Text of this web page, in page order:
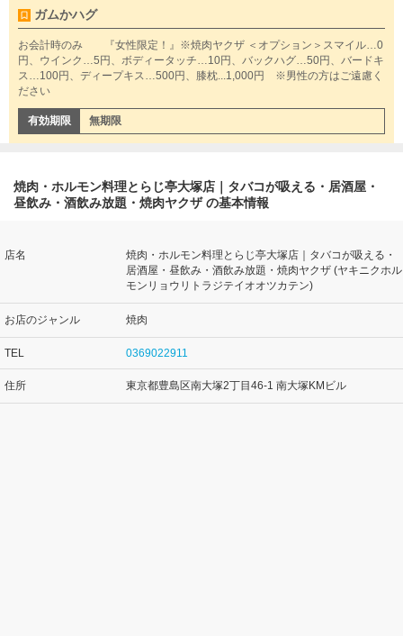
ガムかハグ
お会計時のみ 『女性限定！』※焼肉ヤクザ ＜オプション＞スマイル…0
円、ウインク…5円、ボディータッチ…10円、バックハグ…50円、バードキ
ス…100円、ディープキス…500円、膝枕...1,000円 ※男性の方はご遠慮く
ださい
有効期限 無期限
焼肉・ホルモン料理とらじ亭大塚店｜タバコが吸える・居酒屋・
昼飲み・酒飲み放題・焼肉ヤクザ の基本情報
店名
焼肉・ホルモン料理とらじ亭大塚店｜タバコが吸える・
居酒屋・昼飲み・酒飲み放題・焼肉ヤクザ (ヤキニクホル
モンリョウリトラジテイオオツカテン)
お店のジャンル 焼肉
TEL 0369022911
住所 東京都豊島区南大塚2丁目46-1 南大塚KMビル